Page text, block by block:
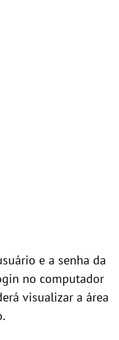
e a senha da
no computador
visualizar a área